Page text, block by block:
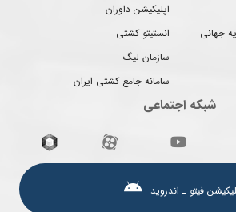
جهانی
اپلیکیشن داوران
انستیتو کشتی
سازمان لیگ
سامانه جامع کشتی ایران
شبکه اجتماعی
فیتو ـ اندروید